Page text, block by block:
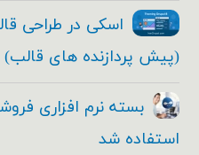
(پیش پردازنده های قالب)
بسته نرم افزاری
استفاده شد